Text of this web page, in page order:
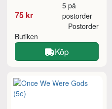
75 kr
5 på
postorder
Butiken
Postorder
Köp